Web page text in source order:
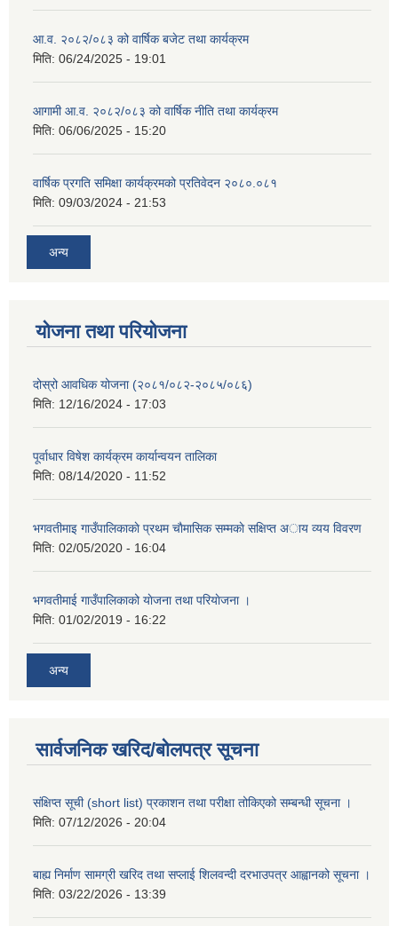
आ.व. २०८२/०८३ को वार्षिक बजेट तथा कार्यक्रम
मिति: 06/24/2025 - 19:01
आगामी आ.व. २०८२/०८३ को वार्षिक नीति तथा कार्यक्रम
मिति: 06/06/2025 - 15:20
वार्षिक प्रगति समिक्षा कार्यक्रमको प्रतिवेदन २०८०.०८१
मिति: 09/03/2024 - 21:53
अन्य
योजना तथा परियोजना
दोस्रो आवधिक योजना (२०८१/०८२-२०८५/०८६)
मिति: 12/16/2024 - 17:03
पूर्वाधार विषेश कार्यक्रम कार्यान्वयन तालिका
मिति: 08/14/2020 - 11:52
भगवतीमाइ गाउँपालिकाकाे प्रथम चाैमासिक सम्मकाे सक्षिप्त अाय व्यय विवरण
मिति: 02/05/2020 - 16:04
भगवतीमाई गाउँपालिकाको याेजना तथा परियाेजना ।
मिति: 01/02/2019 - 16:22
अन्य
सार्वजनिक खरिद/बोलपत्र सूचना
संक्षिप्त सूची (short list) प्रकाशन तथा परीक्षा तोकिएको सम्बन्धी सूचना ।
मिति: 07/12/2026 - 20:04
बाह्य निर्माण सामग्री खरिद तथा सप्लाई शिलवन्दी दरभाउपत्र आह्वानको सूचना ।
मिति: 03/22/2026 - 13:39